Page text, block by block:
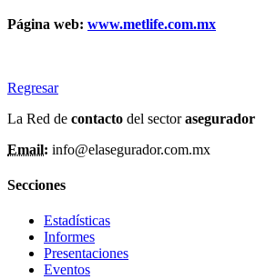
Página web: www.metlife.com.mx
Regresar
La Red de contacto del sectorasegurador
Email: info@elasegurador.com.mx
Secciones
Estadísticas
Informes
Presentaciones
Eventos